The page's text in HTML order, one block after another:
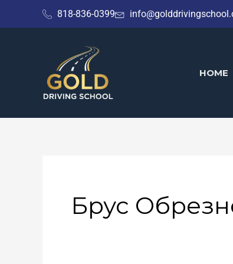
to
818-836-0399
HOME
Брус